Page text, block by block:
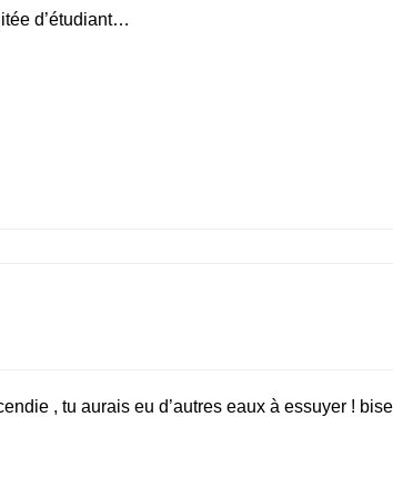
d’étudiant…
, tu aurais eu d’autres eaux à essuyer !